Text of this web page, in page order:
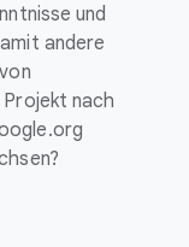
und
andere
nach